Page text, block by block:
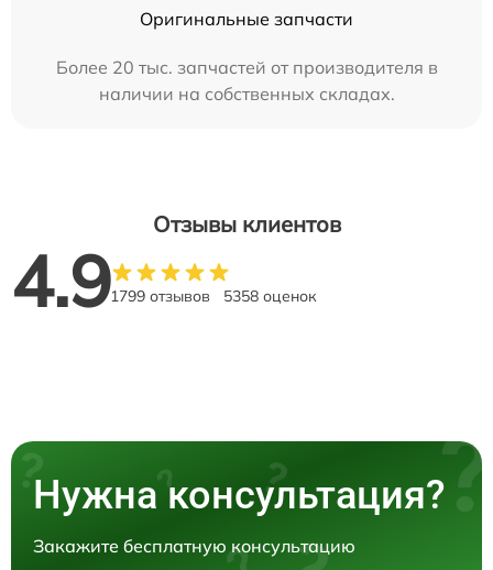
Оригинальные запчасти
Более 20 тыс. запчастей от производителя в
наличии на собственных складах.
Отзывы клиентов
4.91799 отзывов 5358 оценок
Нужна консультация?
Закажите бесплатную консультацию